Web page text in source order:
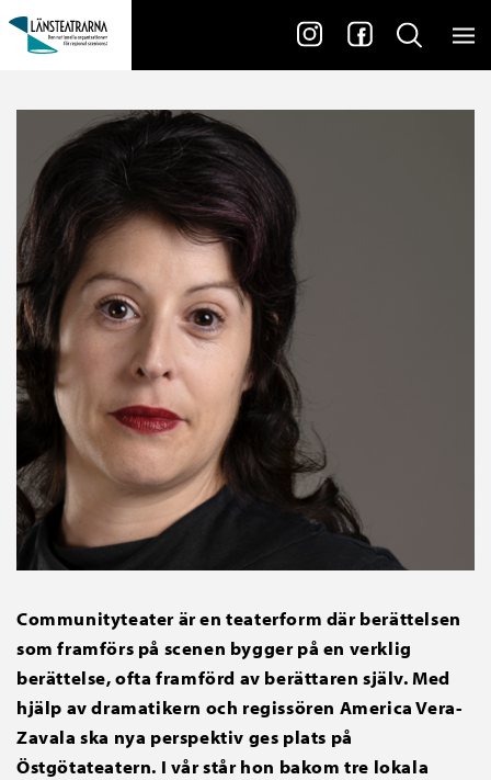
Communityteater är en teaterform där berättelsen
som framförs på scenen bygger på en verklig
berättelse, ofta framförd av berättaren själv. Med
hjälp av dramatikern och regissören America Vera-
Zavala ska nya perspektiv ges plats på
Östgötateatern. I vår står hon bakom tre lokala